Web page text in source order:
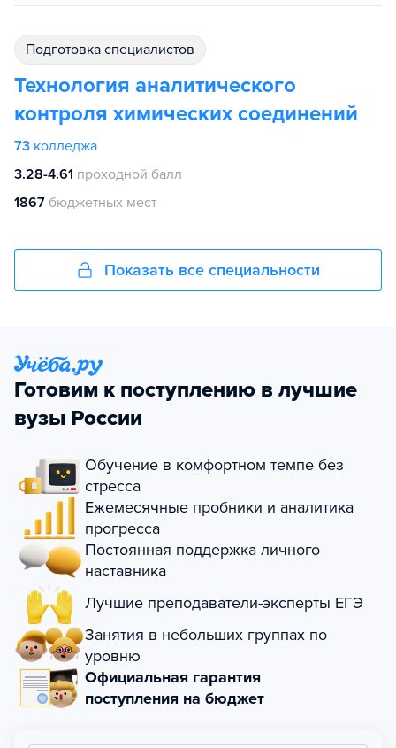
подготовка специалистов
Технология аналитического
контроля химических соединений
73 колледжа
3.28-4.61 проходной балл
1867 бюджетных мест
Показать все специальности
Готовим к поступлению в лучшие
вузы России
Обучение в комфортном темпе без
стресса
Ежемесячные пробники и аналитика
прогресса
Постоянная поддержка личного
наставника
Лучшие преподаватели-эксперты ЕГЭ
Занятия в небольших группах по
уровню
Официальная гарантия
поступления на бюджет